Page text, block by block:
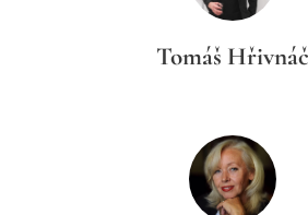
Tomáš Hřivnáč